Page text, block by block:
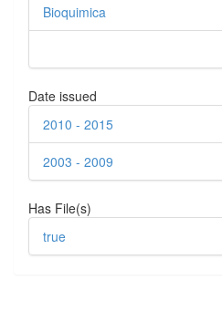
Bioquimica
Date issued
2010 - 2015
2003 - 2009
Has File(s)
true